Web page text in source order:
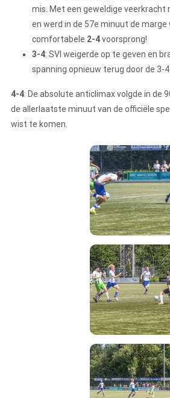
mis. Met een geweldige
en werd in de 57e minuut de
comfortabele 2-4voorsprong!
3-4: SVI weigerde op te geven en
spanning opnieuw terug door de 3-
4-4: De absolute anticlimax volgde in de
de allerlaatste minuut van de officiële
wist te komen.